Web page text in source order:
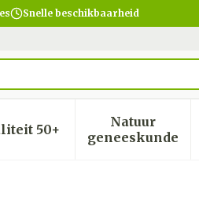
Snelle beschikbaarheid
categorie
en vitamines categorie
Zwangerschap en
50+
Toon submenu voor
Natuur
geneeskunde
Toon